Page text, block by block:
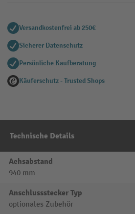
Versandkostenfrei ab 250€
Sicherer Datenschutz
Persönliche Kaufberatung
Käuferschutz - Trusted Shops
Technische Details
Achsabstand
940 mm
Anschlussstecker Typ
optionales Zubehör